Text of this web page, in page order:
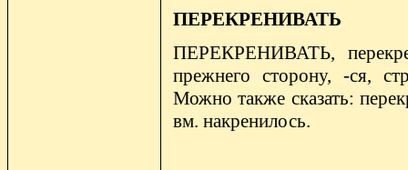
ПЕРЕКРЕНИВАТЬ
ПЕРЕКРЕНИВАТЬ,
прежнего сторону, -ся,
Можно также сказать:
вм. накренилось.